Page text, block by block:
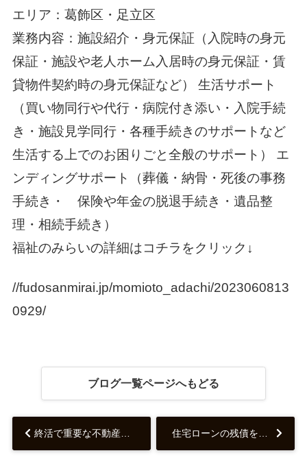
エリア：葛飾区・足立区
業務内容：施設紹介・身元保証（入院時の身元
保証・施設や老人ホーム入居時の身元保証・賃
貸物件契約時の身元保証など）
生活サポート
（買い物同行や代行・病院付き添い・入院手続
き・施設見学同行・各種手続きのサポートなど
生活する上でのお困りごと全般のサポート）
エ
ンディングサポート（葬儀・納骨・死後の事務
手続き・ 保険や年金の脱退手続き・遺品整
理・相続手続き）
福祉のみらいの詳細はコチラをクリック ↓
//fudosanmirai.jp/momioto_adachi/2023060813
0929/
ブログ一覧ページへもどる
終活で重要な不動産整理の方法を解説！...